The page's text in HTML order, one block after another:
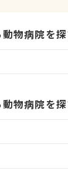
物病院を
物病院を